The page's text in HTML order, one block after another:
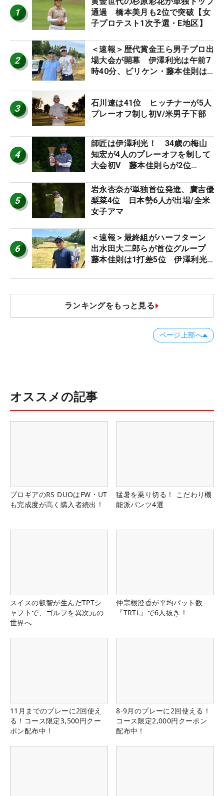
1
通過 橋本美月も2位で突破【女
子プロテスト1次予選・E地区】
2
＜速報＞歴代賞金王ら男子プロ出
場大会が開幕 伊澤利光は午前7
時40分、ビリケン・藤本佳則は
STAGE JOYX OPEN】
3
石川遼は41位 ヒッチナーが5人
プレーオフ制し初V/米男子下部
4
師匠は伊澤利光！ 34歳の梅山
知宏が4人のプレーオフを制して
大会初V 藤本佳則らが2位
5
岩永杏奈が単独首位発進、廣吉優
梨菜4位 日本勢6人が出場/全米
女子アマ
6
＜速報＞最終組がハーフターン
出水田大二郎らが首位グループ
藤本佳則は1打差5位 伊澤利光
JOYX OPEN】
ランキングをもっと見る
ページ上部へ
オススメの記事
プロギアのRS DUOはFW・UT
も完成度が高く購入者続出！
猛暑を乗り切る！ こだわり機
能派パンツ4選
スイスの叡智が生んだTPTシ
ャフトで、ゴルフを異次元の
世界へ
仲宗根澄香が平均パット数
『TRTL』で6人抜き！
11月までのプレーに2回使え
る！コース限定3,500円クー
ポン配布中！
8-9月のプレーに2回使える！
コース限定2,000円クーポン
配布中！